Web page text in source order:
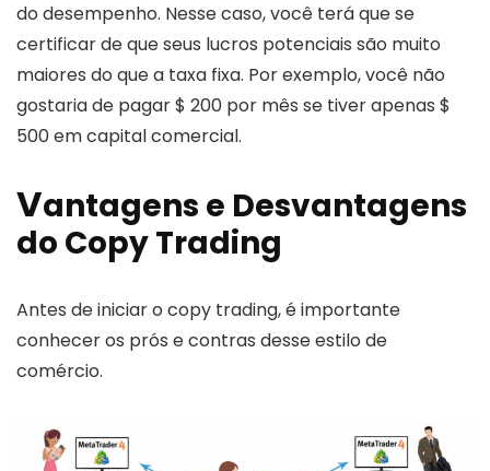
do desempenho. Nesse caso, você terá que se
certificar de que seus lucros potenciais são muito
maiores do que a taxa fixa. Por exemplo, você não
gostaria de pagar $ 200 por mês se tiver apenas $
500 em capital comercial.
Vantagens e Desvantagens
do Copy Trading
Antes de iniciar o copy trading, é importante
conhecer os prós e contras desse estilo de
comércio.